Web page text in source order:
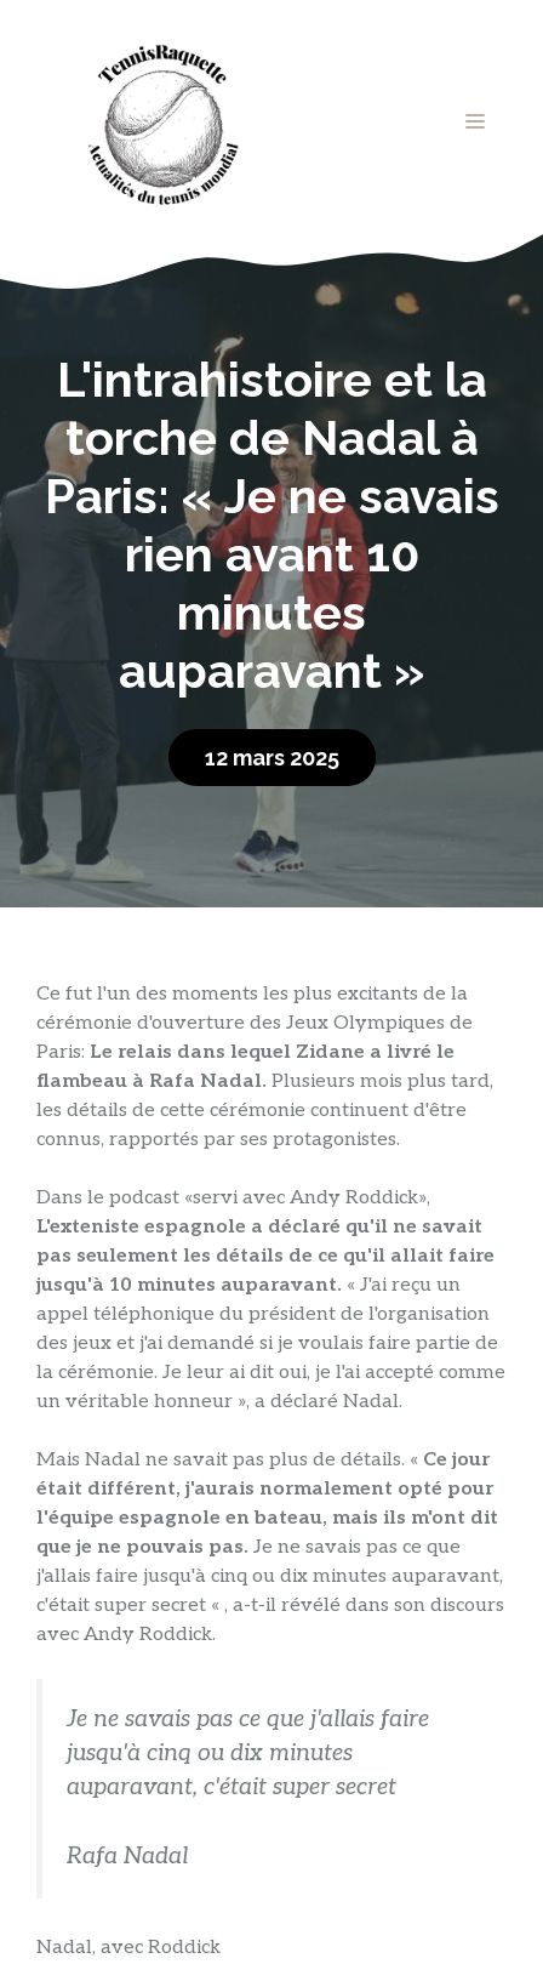
MENU
L'intrahistoire et la
torche de Nadal à
Paris: « Je ne savais
rien avant 10
minutes
auparavant »
12 mars 2025
Ce fut l'un des moments les plus excitants de la
cérémonie d'ouverture des Jeux Olympiques de
Paris: Le relais dans lequel Zidane a livré le
flambeau à Rafa Nadal. Plusieurs mois plus tard,
les détails de cette cérémonie continuent d'être
connus, rapportés par ses protagonistes.
Dans le podcast «servi avec Andy Roddick»,
L'exteniste espagnole a déclaré qu'il ne savait
pas seulement les détails de ce qu'il allait faire
jusqu'à 10 minutes auparavant. « J'ai reçu un
appel téléphonique du président de l'organisation
des jeux et j'ai demandé si je voulais faire partie de
la cérémonie. Je leur ai dit oui, je l'ai accepté comme
un véritable honneur », a déclaré Nadal.
Mais Nadal ne savait pas plus de détails. « Ce jour
était différent, j'aurais normalement opté pour
l'équipe espagnole en bateau, mais ils m'ont dit
que je ne pouvais pas. Je ne savais pas ce que
j'allais faire jusqu'à cinq ou dix minutes auparavant,
c'était super secret « , a-t-il révélé dans son discours
avec Andy Roddick.
Je ne savais pas ce que j'allais faire
jusqu'à cinq ou dix minutes
auparavant, c'était super secret
Rafa Nadal
Nadal, avec Roddick